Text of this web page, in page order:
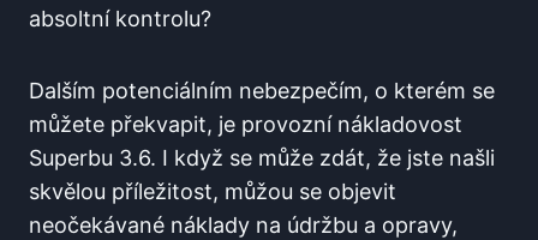
absoltní kontrolu?
Dalším potenciálním nebezpečím, o kterém se
můžete překvapit, je provozní nákladovost
Superbu 3.6. I když se může zdát, že jste našli
skvělou příležitost, můžou se objevit
neočekávané náklady na údržbu a opravy,